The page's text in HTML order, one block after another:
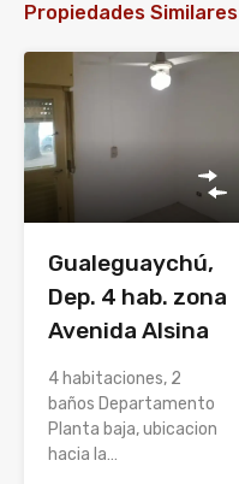
Propiedades Similares
Gualeguaychú,
Dep. 4 hab. zona
Avenida Alsina
4 habitaciones, 2
baños Departamento
Planta baja, ubicacion
hacia la…